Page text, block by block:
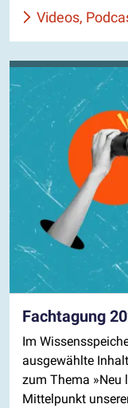
Videos,
Fachtagung
Im
ausgewählte
zum Thema »Neu
Mittelpunkt